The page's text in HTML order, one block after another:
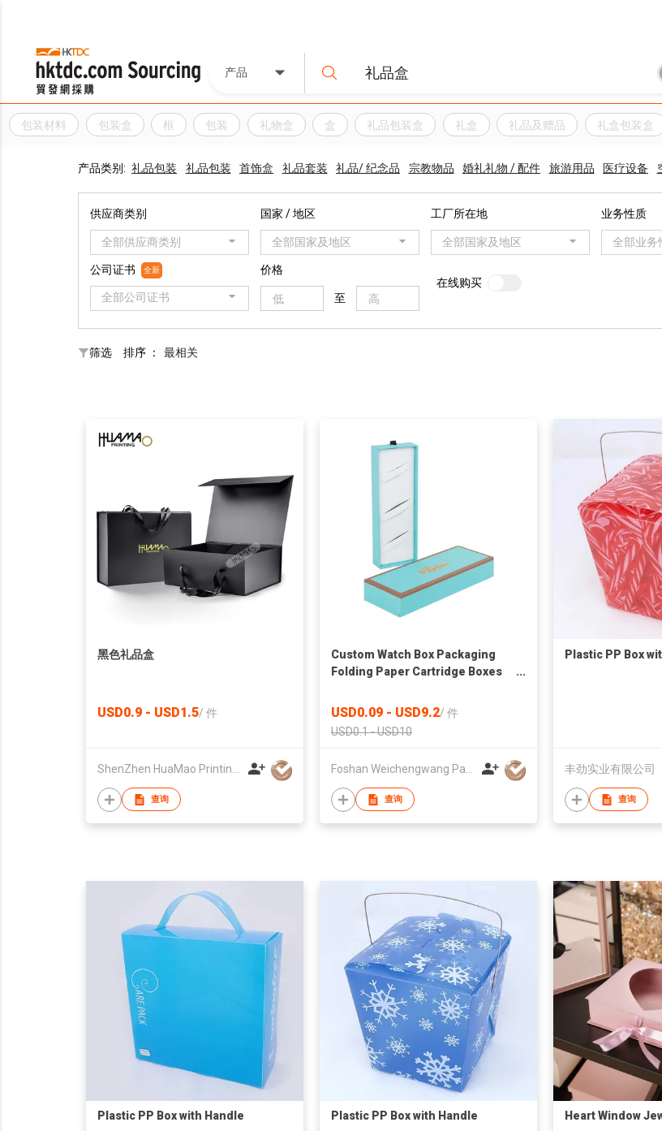
产品
包装材料 包装盒 框 包装 礼物盒 盒 礼品包装盒 礼盒 礼品及赠品 礼盒包装盒
产品类别: 礼品包装 礼品包装 首饰盒 礼品套装 礼品/ 纪念品 宗教物品 婚礼礼物 / 配件 旅游用品 医疗设备
供应商类别
全部供应商类别
国家 / 地区
全部国家及地区
工厂所在地
全部国家及地区
业务性质
全部业务
公司证书 全新
全部公司证书
价格
至
在线购买
筛选 排序 ： 最相关
黑色礼品盒
USD0.9 - USD1.5/ 件
查询
Custom Watch Box Packaging
Folding Paper Cartridge Boxes
Consumer Electronics Box
USD0.09 - USD9.2/ 件
USD0.1 - USD10
查询
Plastic PP Box
丰劲实业有限公司
查询
Plastic PP Box with Handle Plastic PP Box with Handle Heart Window